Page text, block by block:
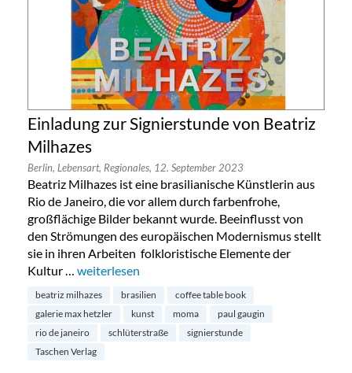
Einladung zur Signierstunde von Beatriz
Milhazes
Berlin, Lebensart, Regionales, 12. September 2023
Beatriz Milhazes ist eine brasilianische Künstlerin aus
Rio de Janeiro, die vor allem durch farbenfrohe,
großflächige Bilder bekannt wurde. Beeinflusst von
den Strömungen des europäischen Modernismus stellt
sie in ihren Arbeiten folkloristische Elemente der
Kultur … „Einladung zur Signierstunde von Beatriz Milhazes“
weiterlesen
beatriz milhazes brasilien
coffee table book
galerie max hetzler
kunst moma
paul gaugin
rio de janeiro
schlüterstraße
signierstunde
Taschen Verlag